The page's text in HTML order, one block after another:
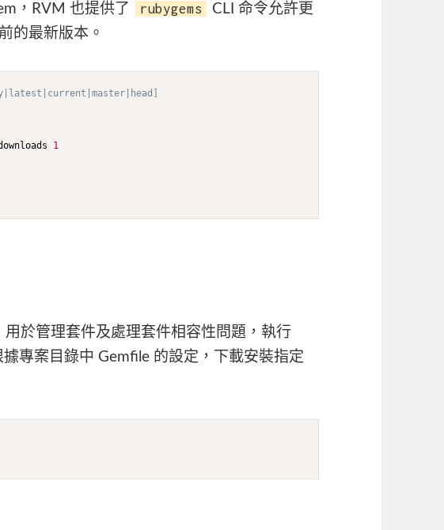
，RVM 也提供了
rubygems
CLI 命令允許更
的最新版本。
1
用於管理套件及處理套件相容性問題，執行
據專案目錄中 Gemfile 的設定，下載安裝指定